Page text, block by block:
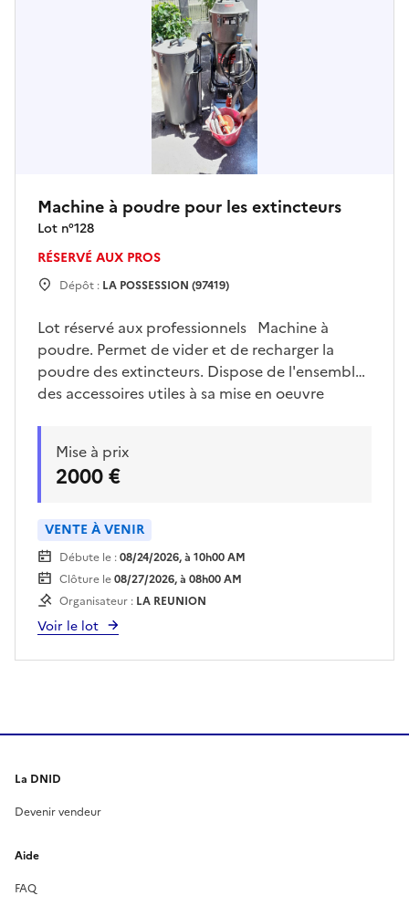
Machine à poudre pour les extincteurs
Lot n°128
RÉSERVÉ AUX PROS
Dépôt : LA POSSESSION (97419)
Lot réservé aux professionnels Machine à
poudre. Permet de vider et de recharger la
poudre des extincteurs. Dispose de l'ensemble
des accessoires utiles à sa mise en oeuvre
Mise à prix
2000 €
VENTE À VENIR
Débute le :08/24/2026, à 10h00 AM
Clôture le08/27/2026, à 08h00 AM
Organisateur : LA REUNION
Voir le lot
La DNID
Devenir vendeur
Aide
FAQ